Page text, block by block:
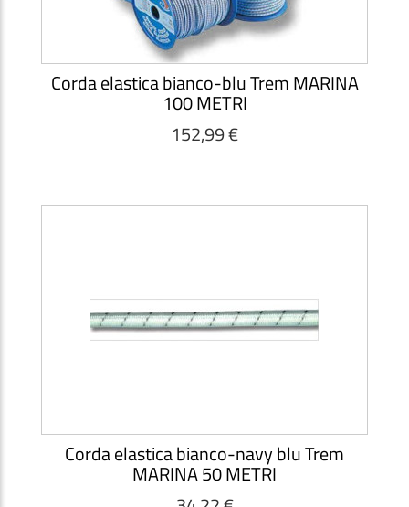
Corda elastica bianco-blu Trem MARINA
100 METRI
152,99 €
Corda elastica bianco-navy blu Trem
MARINA 50 METRI